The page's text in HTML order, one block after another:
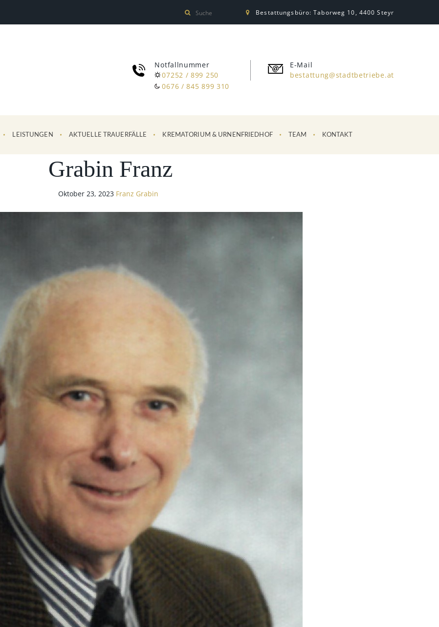
Bestattungsbüro: Taborweg 10, 4400 Steyr
Notfallnummer
07252 / 899 250
0676 / 845 899 310
E-Mail
bestattung@stadtbetriebe.at
LEISTUNGEN AKTUELLE TRAUERFÄLLE KREMATORIUM & URNENFRIEDHOF TEAM KONTAKT
Grabin Franz
Oktober 23, 2023 Franz Grabin